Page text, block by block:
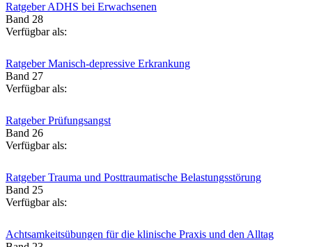
Ratgeber ADHS bei Erwachsenen
Band 28
Verfügbar als:
Ratgeber Manisch-depressive Erkrankung
Band 27
Verfügbar als:
Ratgeber Prüfungsangst
Band 26
Verfügbar als:
Ratgeber Trauma und Posttraumatische Belastungsstörung
Band 25
Verfügbar als:
Achtsamkeitsübungen für die klinische Praxis und den Alltag